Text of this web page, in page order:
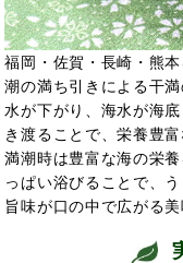
福岡・佐賀・長崎・熊
潮の満ち引きによる干
水が下がり、海水が海
き渡ることで、栄養豊富
満潮時は豊富な海の栄
っぱい浴びることで、
旨味が口の中で広がる